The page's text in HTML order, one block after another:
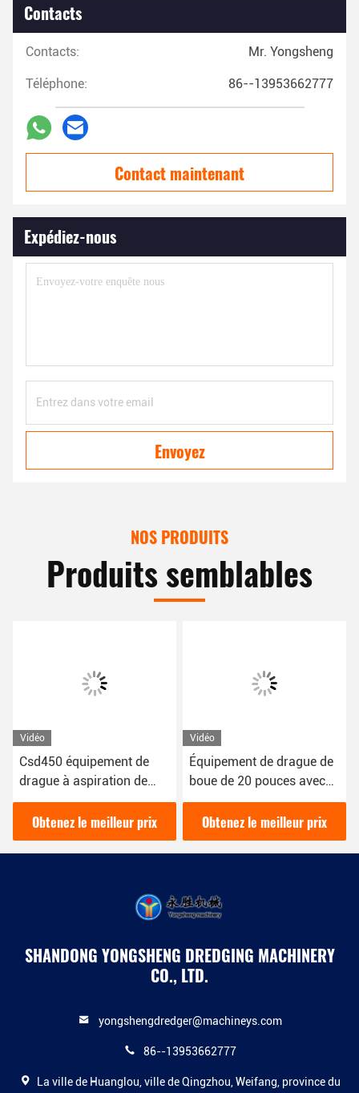
Contacts
Contacts: Mr. Yongsheng
Téléphone: 86--13953662777
Contact maintenant
Expédiez-nous
Envoyez
NOS PRODUITS
Produits semblables
Vidéo
Csd450 équipement de
drague à aspiration de
sable personnalisé
Obtenez le meilleur prix
Vidéo
Équipement de drague de
boue de 20 pouces avec
une capacité solide de 760
Cbm/h
Obtenez le meilleur prix
SHANDONG YONGSHENG DREDGING MACHINERY
CO., LTD.
yongshengdredger@machineys.com
86--13953662777
La ville de Huanglou, ville de Qingzhou, Weifang, province du